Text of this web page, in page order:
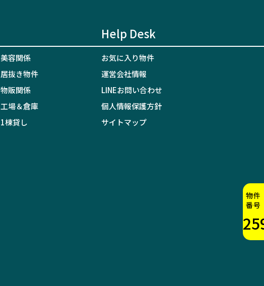
物件
番号
美容関係
居抜き物件
物販関係
工場＆倉庫
1棟貸し
Help Desk
お気に入り物件
運営会社情報
LINEお問い合わせ
個人情報保護方針
サイトマップ